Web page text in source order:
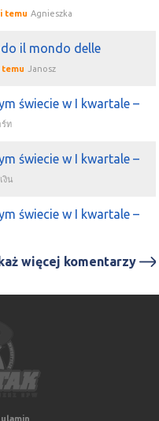
temu Agnieszka
il mondo delle
temu Janosz
świecie w I kwartale –
ท
świecie w I kwartale –
งิน
świecie w I kwartale –
więcej komentarzy